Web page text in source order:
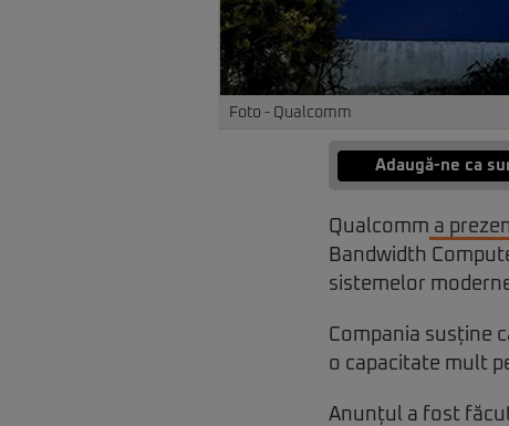
Foto - Qualcomm
Adaugă-ne ca
Qualcomm a
Bandwidth
sistemelor
Compania susține
o capacitate mult
Anunțul a fost